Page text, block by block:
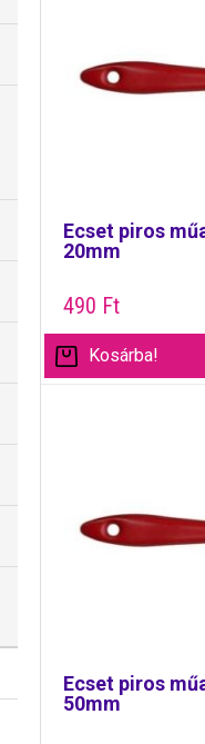
Ecset piros
20mm
490 Ft
Kosárba!
Ecset piros
50mm